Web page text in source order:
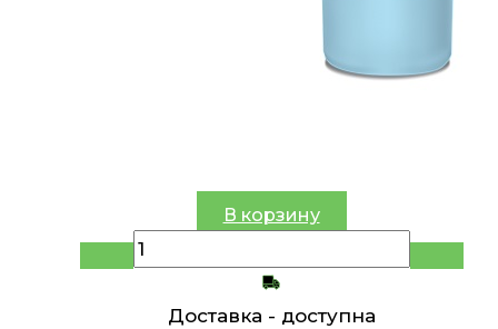
В корзину
Доставка - доступна